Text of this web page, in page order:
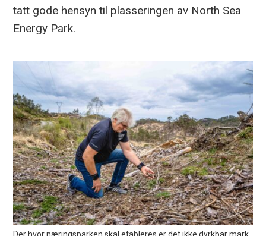
tatt gode hensyn til plasseringen av North Sea
Energy Park.